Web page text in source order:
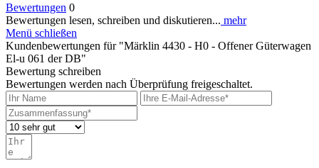
Bewertungen 0
Bewertungen lesen, schreiben und diskutieren... mehr
Menü schließen
Kundenbewertungen für "Märklin 4430 - H0 - Offener Güterwagen
El-u 061 der DB"
Bewertung schreiben
Bewertungen werden nach Überprüfung freigeschaltet.